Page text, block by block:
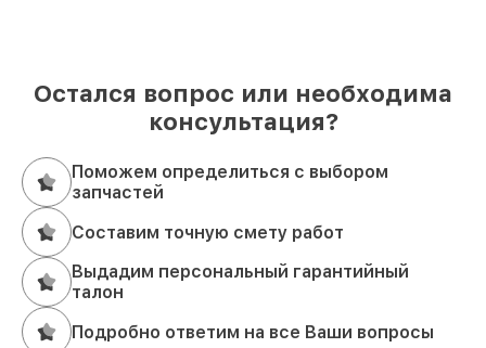
Остался вопрос или необходима
консультация?
Поможем определиться с выбором
запчастей
Составим точную смету работ
Выдадим персональный гарантийный
талон
Подробно ответим на все Ваши вопросы